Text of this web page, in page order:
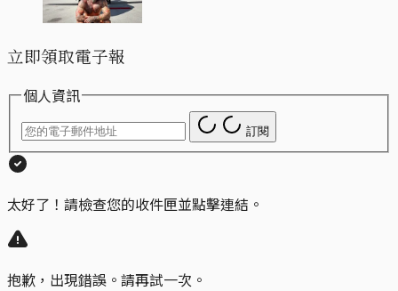
立即領取電子報
個人資訊
訂閱
太好了！請檢查您的收件匣並點擊連結。
抱歉，出現錯誤。請再試一次。